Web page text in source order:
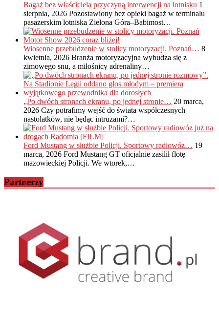
Bagaż bez właściciela przyczyną interwencji na lotnisku 1
sierpnia, 2026 Pozostawiony bez opieki bagaż w terminalu
pasażerskim lotniska Zielona Góra–Babimost…
Wiosenne przebudzenie w stolicy motoryzacji. Poznań… 8
kwietnia, 2026 Branża motoryzacyjna wybudza się z
zimowego snu, a miłośnicy adrenaliny…
„Po dwóch stronach ekranu, po jednej stronie… 20 marca,
2026 Czy potrafimy wejść do świata współczesnych
nastolatków, nie będąc intruzami?…
Ford Mustang w służbie Policji. Sportowy radiowóz… 19
marca, 2026 Ford Mustang GT oficjalnie zasilił flotę
mazowieckiej Policji. We wtorek,…
Partnerzy